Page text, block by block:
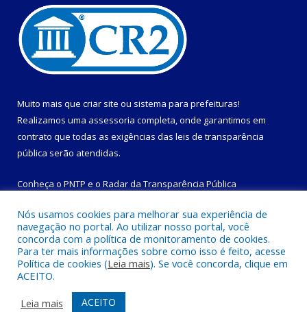
Muito mais que criar site ou sistema para prefeituras!
Realizamos uma assessoria completa, onde garantimos em
contrato que todas as exigências das leis de transparência
pública serão atendidas.
Conheça o PNTP e o Radar da Transparência Pública
Todos os direitos reservados a Prefeitura Municipal de
Magalhães Barata.
Mapa do Site
Acessar Área Administrativa
Nós usamos cookies para melhorar sua experiência de
navegação no portal. Ao utilizar nosso portal, você
concorda com a política de monitoramento de cookies.
Para ter mais informações sobre como isso é feito, acesse
Política de cookies (Leia mais). Se você concorda, clique em
ACEITO.
Leia mais
ACEITO